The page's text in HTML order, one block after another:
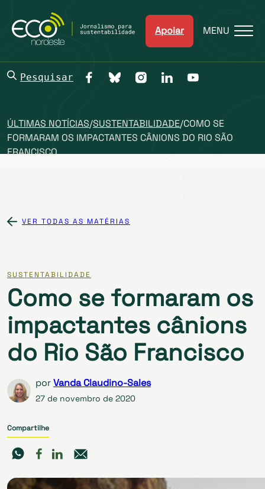
Apoiar MENU
Pesquisar
ÚLTIMAS NOTÍCIAS/SUSTENTABILIDADE/COMO SE
FORMARAM OS IMPACTANTES CÂNIONS DO RIO SÃO
FRANCISCO
VER TODAS AS MATÉRIAS
SUSTENTABILIDADE
Como se formaram os
impactantes cânions
do Rio São Francisco
porVanda Claudino-Sales
27 de novembro de 2020
Compartilhe